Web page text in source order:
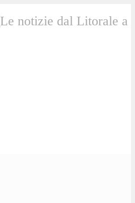
Le notizie dal Litorale a